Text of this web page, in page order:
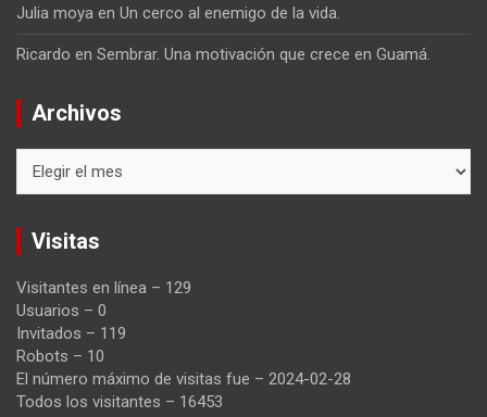
Julia moya en Un cerco al enemigo de la vida.
Ricardo en Sembrar. Una motivación que crece en Guamá.
Archivos
Visitas
Visitantes en línea – 129
Usuarios – 0
Invitados – 119
Robots – 10
El número máximo de visitas fue – 2024-02-28
Todos los visitantes – 16453